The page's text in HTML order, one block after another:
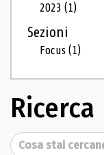
2023(1)
Sezioni
Focus(1)
Ricerca
Cerca